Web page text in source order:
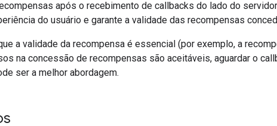
após o recebimento de callbacks do lado do
do usuário e garante a validade das recompensas
a validade da recompensa é essencial (por exemplo, a
na concessão de recompensas são aceitáveis, aguardar o
ser a melhor abordagem.